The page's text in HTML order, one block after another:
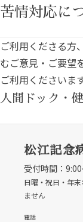
苦情対応に
ご利用くださる方
むご意見・ご要望
ご利用くださいま
人間ドック・
松江記念
受付時間：
日曜・祝日・年
ません
電話